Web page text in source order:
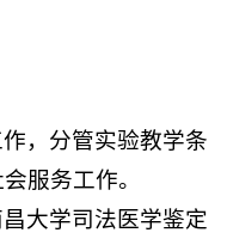
，分管实验教学条
服务工作。
大学司法医学鉴定